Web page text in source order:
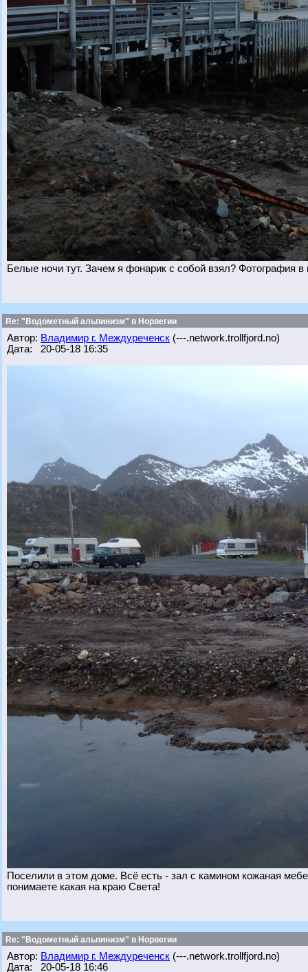
Белые ночи тут. Зачем я фонарик с собой взял? Фотография
Re: "Водометный альпинизм" в Норвегии
Автор: Владимир г. Междуреченск (---.network.trollfjord.no)
Дата: 20-05-18 16:35
Поселили в этом доме. Всё есть - зал с камином кожаная
понимаете какая на краю Света!
Re: "Водометный альпинизм" в Норвегии
Автор: Владимир г. Междуреченск (---.network.trollfjord.no)
Дата: 20-05-18 16:46